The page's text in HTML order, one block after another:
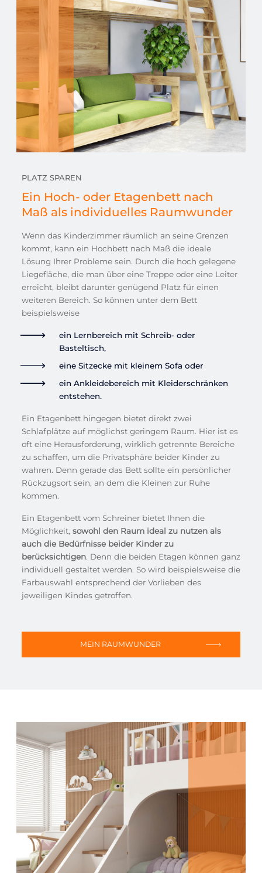
PLATZ SPAREN
Ein Hoch- oder Etagenbett nach
Maß als individuelles Raumwunder
Wenn das Kinderzimmer räumlich an seine Grenzen
kommt, kann ein Hochbett nach Maß die ideale
Lösung Ihrer Probleme sein. Durch die hoch gelegene
Liegefläche, die man über eine Treppe oder eine Leiter
erreicht, bleibt darunter genügend Platz für einen
weiteren Bereich. So können unter dem Bett
beispielsweise
ein Lernbereich mit Schreib- oder
Basteltisch,
eine Sitzecke mit kleinem Sofa oder
ein Ankleidebereich mit Kleiderschränken
entstehen.
Ein Etagenbett hingegen bietet direkt zwei
Schlafplätze auf möglichst geringem Raum. Hier ist es
oft eine Herausforderung, wirklich getrennte Bereiche
zu schaffen, um die Privatsphäre beider Kinder zu
wahren. Denn gerade das Bett sollte ein persönlicher
Rückzugsort sein, an dem die Kleinen zur Ruhe
kommen.
Ein Etagenbett vom Schreiner bietet Ihnen die
Möglichkeit, sowohl den Raum ideal zu nutzen als
auch die Bedürfnisse beider Kinder zu
berücksichtigen. Denn die beiden Etagen können ganz
individuell gestaltet werden. So wird beispielsweise die
Farbauswahl entsprechend der Vorlieben des
jeweiligen Kindes getroffen.
MEIN RAUMWUNDER